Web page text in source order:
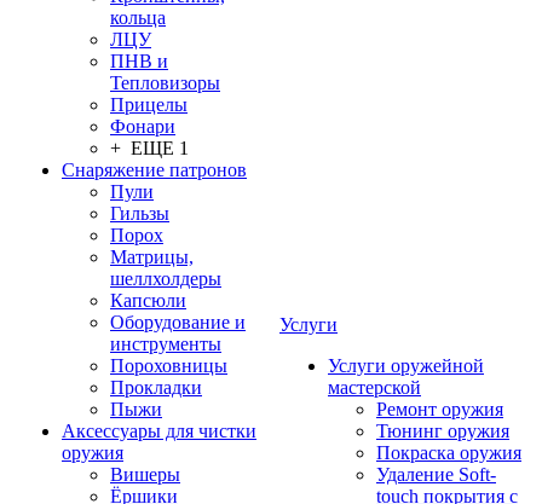
кольца
ЛЦУ
ПНВ и
Тепловизоры
Прицелы
Фонари
+ ЕЩЕ 1
Снаряжение патронов
Пули
Гильзы
Порох
Матрицы,
шеллхолдеры
Капсюли
Оборудование и
инструменты
Пороховницы
Прокладки
Пыжи
Аксессуары для чистки
оружия
Вишеры
Ёршики
Услуги
Услуги оружейной
мастерской
Ремонт оружия
Тюнинг оружия
Покраска оружия
Удаление Soft-
touch покрытия с